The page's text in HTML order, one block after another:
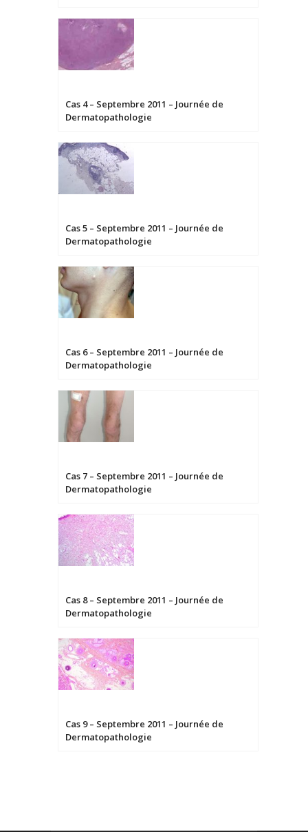
Cas 4 – Septembre 2011 – Journée de
Dermatopathologie
Cas 5 – Septembre 2011 – Journée de
Dermatopathologie
Cas 6 – Septembre 2011 – Journée de
Dermatopathologie
Cas 7 – Septembre 2011 – Journée de
Dermatopathologie
Cas 8 – Septembre 2011 – Journée de
Dermatopathologie
Cas 9 – Septembre 2011 – Journée de
Dermatopathologie